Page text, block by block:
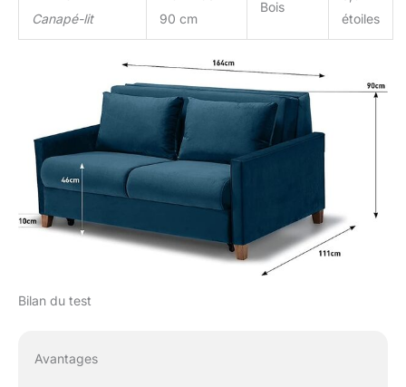
livré en 24 heures et livré
dans une élégante boîte,
Garantie
EVERGREENWEB
Matelas & BEDS ️️️️️
Canapé-lit
90 cm
Bois
étoiles
Bilan du test
Avantages